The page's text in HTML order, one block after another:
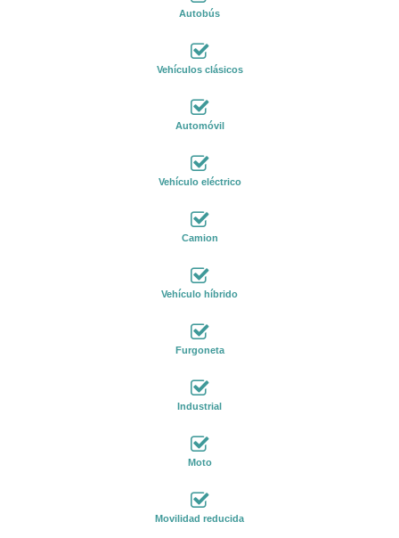
Autobús
Vehículos clásicos
Automóvil
Vehículo eléctrico
Camion
Vehículo híbrido
Furgoneta
Industrial
Moto
Movilidad reducida